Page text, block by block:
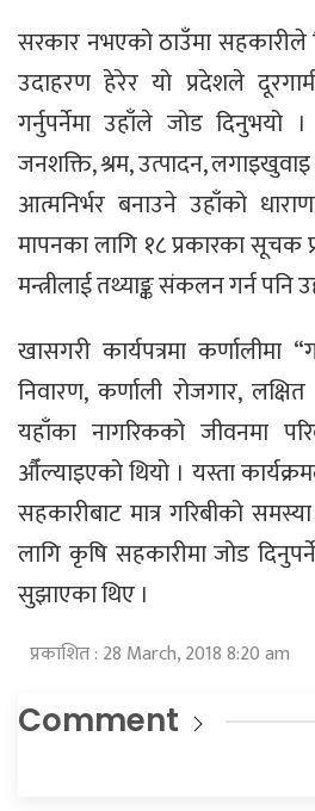
सरकार नभएको ठाउँमा सहकारीले
उदाहरण हेरेर यो प्रदेशले
गर्नुपर्नेमा उहाँले जोड दिनुभयो
जनशक्ति, श्रम, उत्पादन,
आत्मनिर्भर बनाउने उहाँको
मापनका लागि १८ प्रकारका सूचक
मन्त्रीलाई तथ्याङ्क संकलन गर्न पनि
खासगरी कार्यपत्रमा कर्णालीमा
निवारण, कर्णाली रोजगार,
यहाँका नागरिकको जीवनमा
औँल्याइएको थियो । यस्ता
सहकारीबाट मात्र गरिबीको
लागि कृषि सहकारीमा जोड
सुझाएका थिए ।
प्रकाशित : 28 March, 2018 8:20 am
Comment